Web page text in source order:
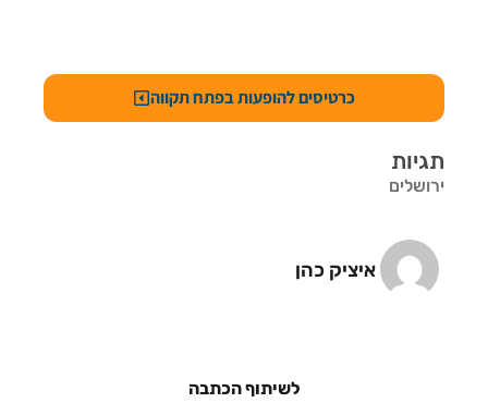
כרטיסים להופעות בפתח תקווה
תגיות
ירושלים
איציק כהן
לשיתוף הכתבה